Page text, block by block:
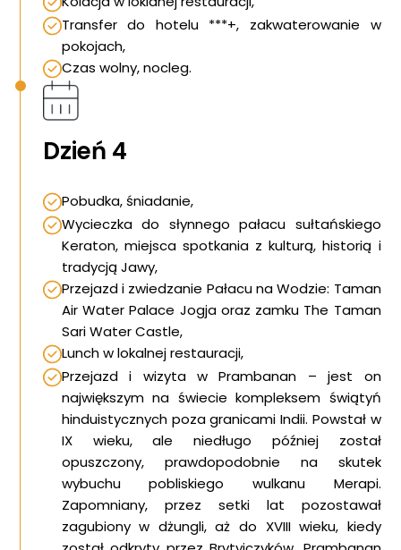
Transfer do hotelu ***+, zakwaterowanie w
pokojach,
Czas wolny, nocleg.
Dzień 4
Pobudka, śniadanie,
Wycieczka do słynnego pałacu sułtańskiego
Keraton, miejsca spotkania z kulturą, historią i
tradycją Jawy,
Przejazd i zwiedzanie Pałacu na Wodzie: Taman
Air Water Palace Jogja oraz zamku The Taman
Sari Water Castle,
Lunch w lokalnej restauracji,
Przejazd i wizyta w Prambanan – jest on
największym na świecie kompleksem świątyń
hinduistycznych poza granicami Indii. Powstał w
IX wieku, ale niedługo później został
opuszczony, prawdopodobnie na skutek
wybuchu pobliskiego wulkanu Merapi.
Zapomniany, przez setki lat pozostawał
zagubiony w dżungli, aż do XVIII wieku, kiedy